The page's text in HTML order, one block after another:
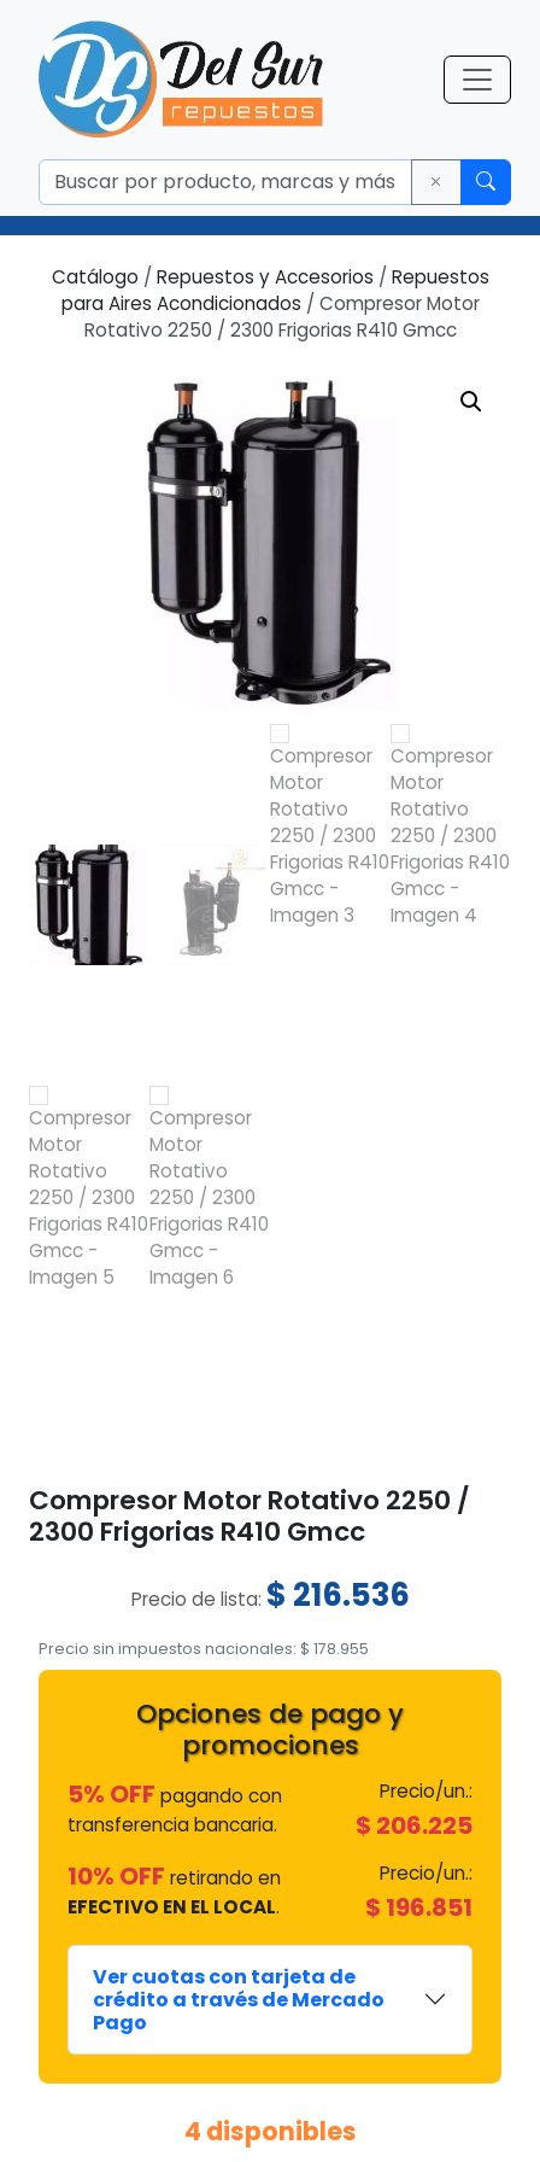
Catálogo / Repuestos y Accesorios / Repuestos
para Aires Acondicionados / Compresor Motor
Rotativo 2250 / 2300 Frigorias R410 Gmcc
Compresor Motor Rotativo 2250 /
2300 Frigorias R410 Gmcc
Precio de lista: $ 216.536
Precio sin impuestos nacionales: $ 178.955
Opciones de pago y
promociones
5% OFF pagando con
transferencia bancaria.
Precio/un.:
$ 206.225
10% OFF retirando en
EFECTIVO EN EL LOCAL.
Precio/un.:
$ 196.851
Ver cuotas con tarjeta de
crédito a través de Mercado
Pago
4 disponibles